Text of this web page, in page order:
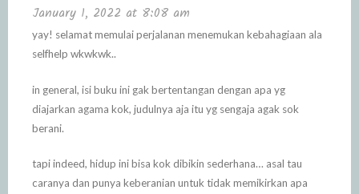
January 1, 2022 at 8:08 am
yay! selamat memulai perjalanan menemukan kebahagiaan ala
selfhelp wkwkwk..
in general, isi buku ini gak bertentangan dengan apa yg
diajarkan agama kok, judulnya aja itu yg sengaja agak sok
berani.
tapi indeed, hidup ini bisa kok dibikin sederhana… asal tau
caranya dan punya keberanian untuk tidak memikirkan apa